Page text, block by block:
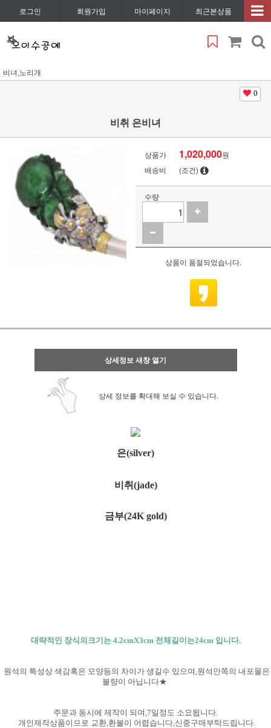
로그인 회원가입 마이페이지 최근본상품
비녀,노리개
0
비취 은비녀
상품가 1,020,000원
배송비
(조건)
수량
상품이 품절되었습니다.
상세정보 새창 열기
상세 정보를 확대해 보실 수 있습니다.
은(silver)
비취(jade)
금부(24K gold)
대략적인 장식의크기는 4.2cmX3cm 전체길이는24cm 입니다.
원석의 특성상 색감혹은 모양등의 차이가 생길수 있으며,원석안쪽의 내포물은
불량이 아닙니다★
주문과 동시에 제작이 되며,7일정도 소요됩니다.
개인제작상품이므로 교환,환불이 어렵습니다,신중구매부탁드립니다.